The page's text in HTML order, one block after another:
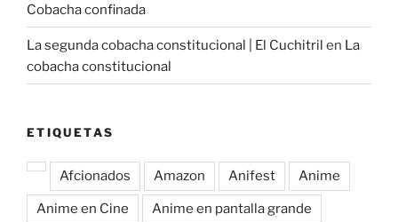
Cobacha confinada
La segunda cobacha constitucional | El Cuchitril en La
cobacha constitucional
ETIQUETAS
Afcionados Amazon Anifest Anime
Anime en Cine Anime en pantalla grande